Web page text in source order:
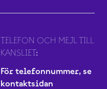
TELEFON OCH MEJL TILL
KANSLIET:
För telefonnummer, se
kontaktsidan